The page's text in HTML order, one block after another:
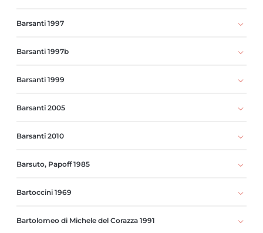
Barsanti 1997
Barsanti 1997b
Barsanti 1999
Barsanti 2005
Barsanti 2010
Barsuto, Papoff 1985
Bartoccini 1969
Bartolomeo di Michele del Corazza 1991